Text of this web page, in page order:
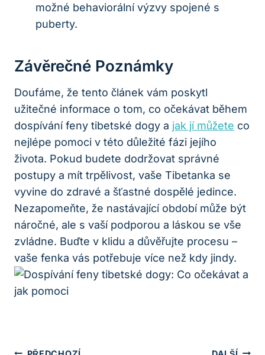
možné behaviorální výzvy spojené s
puberty.
Závěrečné Poznámky
Doufáme, že tento článek vám poskytl
užitečné informace o tom, co očekávat během
dospívání feny tibetské dogy a jak jí můžete co
nejlépe pomoci v této důležité fázi jejího
života. Pokud budete dodržovat správné
postupy a mít trpělivost, vaše Tibetanka se
vyvine do zdravé a šťastné dospělé jedince.
Nezapomeňte, že nastávající období může být
náročné, ale s vaší podporou a láskou se vše
zvládne. Buďte v klidu a důvěřujte procesu –
vaše fenka vás potřebuje více než kdy jindy.